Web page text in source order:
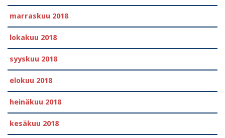
marraskuu 2018
lokakuu 2018
syyskuu 2018
elokuu 2018
heinäkuu 2018
kesäkuu 2018